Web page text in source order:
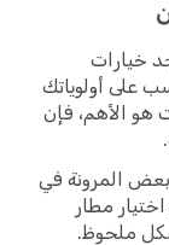
خيارات
على أولوياتك
هو الأهم، فإن
المرونة في
مطار
ملحوظ.